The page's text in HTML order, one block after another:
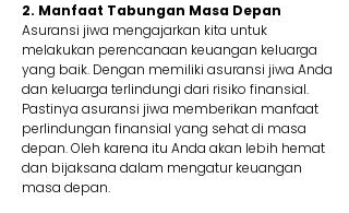
2. Manfaat Tabungan Masa Depan
Asuransi jiwa mengajarkan kita untuk
melakukan perencanaan keuangan keluarga
yang baik. Dengan memiliki asuransi jiwa Anda
dan keluarga terlindungi dari risiko finansial.
Pastinya asuransi jiwa memberikan manfaat
perlindungan finansial yang sehat di masa
depan. Oleh karena itu Anda akan lebih hemat
dan bijaksana dalam mengatur keuangan
masa depan.